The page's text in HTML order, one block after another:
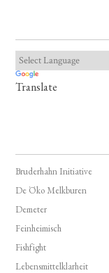
Translate
Bruderhahn Initiative
De Öko Melkburen
Demeter
Feinheimisch
Fishfight
Lebensmittelklarheit